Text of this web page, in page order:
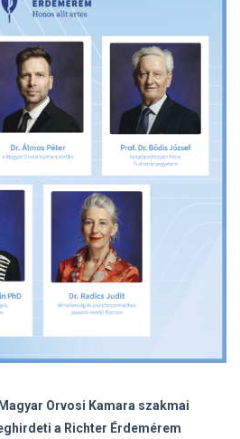
Orvosi Kamara szakmai
a Richter Érdemérem